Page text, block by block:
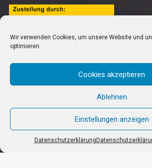
Wir verwenden Cookies, um unsere Website und
optimieren.
Cookies akzeptieren
Ablehnen
Einstellungen anzeigen
Datenschutzerklärung
Zahlungsweisen Versand
Datenschutzerklärung